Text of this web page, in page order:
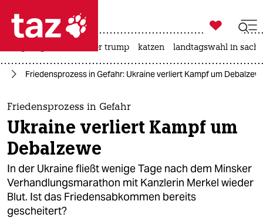
 taz zahl ich
taz zahl ich
themen
politik
öko
gesellschaft
kultur

taz zahl ich
usa unter trump katzen landtagswahl in
Friedensprozess in Gefahr: Ukraine verliert Kampf um
Friedensprozess in Gefahr
Ukraine verliert Kampf um
Debalzewe
In der Ukraine fließt wenige Tage nach dem Minsker
Verhandlungsmarathon mit Kanzlerin Merkel wieder
Blut. Ist das Friedensabkommen bereits
gescheitert?